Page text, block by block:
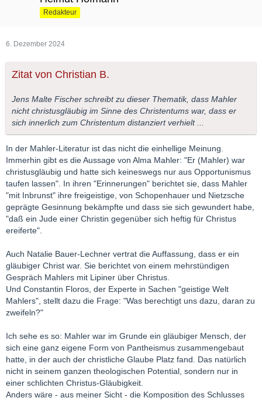
Redakteur
6. Dezember 2024
Zitat von Christian B.
Jens Malte Fischer schreibt zu dieser Thematik, dass Mahler
nicht christusgläubig im Sinne des Christentums war, dass er
sich innerlich zum Christentum distanziert verhielt ...
In der Mahler-Literatur ist das nicht die einhellige Meinung.
Immerhin gibt es die Aussage von Alma Mahler: "Er (Mahler) war
christusgläubig und hatte sich keineswegs nur aus Opportunismus
taufen lassen". In ihren "Erinnerungen" berichtet sie, dass Mahler
"mit Inbrunst" ihre freigeistige, von Schopenhauer und Nietzsche
geprägte Gesinnung bekämpfte und dass sie sich gewundert habe,
"daß ein Jude einer Christin gegenüber sich heftig für Christus
ereiferte".
Auch Natalie Bauer-Lechner vertrat die Auffassung, dass er ein
gläubiger Christ war. Sie berichtet von einem mehrstündigen
Gespräch Mahlers mit Lipiner über Christus.
Und Constantin Floros, der Experte in Sachen "geistige Welt
Mahlers", stellt dazu die Frage: "Was berechtigt uns dazu, daran zu
zweifeln?"
Ich sehe es so: Mahler war im Grunde ein gläubiger Mensch, der
sich eine ganz eigene Form von Pantheismus zusammengebaut
hatte, in der auch der christliche Glaube Platz fand. Das natürlich
nicht in seinem ganzen theologischen Potential, sondern nur in
einer schlichten Christus-Gläubigkeit.
Anders wäre - aus meiner Sicht - die Komposition des Schlusses